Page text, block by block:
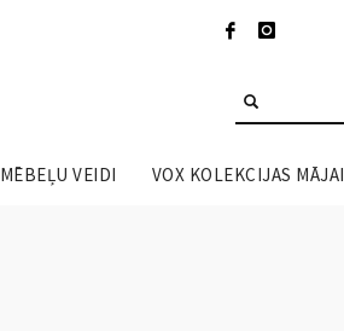
MĒBEĻU VEIDI VOX KOLEKCIJAS MĀJAI